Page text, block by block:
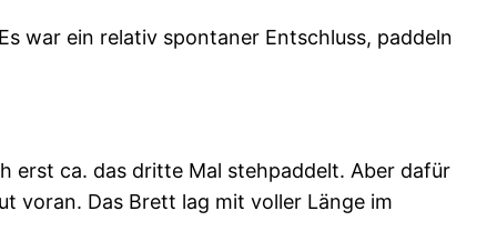
war ein relativ spontaner Entschluss, paddeln
erst ca. das dritte Mal stehpaddelt. Aber dafür
voran. Das Brett lag mit voller Länge im